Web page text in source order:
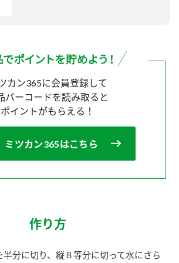
カン365に会員登録して
バーコードを読み取ると
ポイントがもらえる！
ミツカン365はこちら
作り方
半分に切り、縦８等分に切って水にさら